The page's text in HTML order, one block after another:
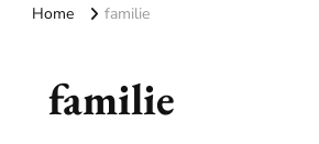
Home familie
familie